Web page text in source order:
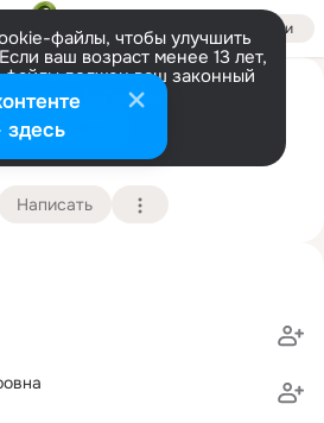
Войти
файлы, чтобы улучшить
ваш возраст менее 13 лет,
файлы должен ваш законный
информации
Настроить
19 марта (45 лет)
музыкальная школа им. П.И.
Подробнее
Написать